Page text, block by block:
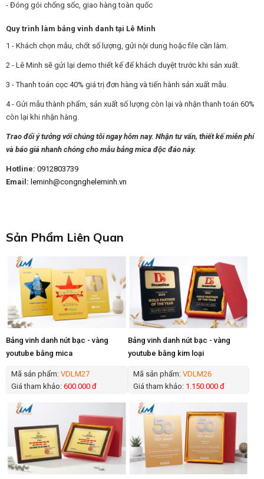
- Đóng gói chống sốc, giao hàng toàn quốc
Quy trình làm bảng vinh danh tại Lê Minh
1 - Khách chọn mẫu, chốt số lượng, gửi nội dung hoặc file cần làm.
2 - Lê Minh sẽ gửi lại demo thiết kế để khách duyệt trước khi sản xuất.
3 - Thanh toán cọc 40% giá trị đơn hàng và tiến hành sản xuất mẫu.
4 - Gửi mẫu thành phẩm, sản xuất số lượng còn lại và nhận thanh toán 60%
còn lại khi nhận hàng.
Trao đổi ý tưởng với chúng tôi ngay hôm nay. Nhận tư vấn, thiết kế miễn phí
và báo giá nhanh chóng cho mẫu bảng mica độc đáo này.
Hotline: 0912803739
Email: leminh@congngheleminh.vn
Sản Phẩm Liên Quan
Bảng vinh danh nút bạc - vàng
youtube bằng mica
Mã sản phẩm: VDLM27
Giá tham khảo: 600.000 đ
Bảng vinh danh nút bạc - vàng
youtube bằng kim loại
Mã sản phẩm: VDLM26
Giá tham khảo: 1.150.000 đ